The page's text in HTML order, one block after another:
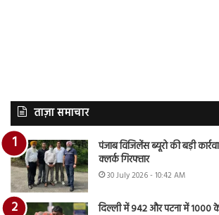
ताज़ा समाचार
पंजाब विजिलेंस ब्यूरो की बड़ी
क्लर्क गिरफ्तार
30 July 2026 - 10:42 AM
दिल्ली में 942 और पटना में 1000